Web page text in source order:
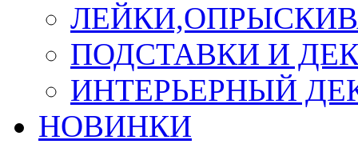
ПОДСТАВКИ И
ИНТЕРЬЕРНЫЙ
НОВИНКИ